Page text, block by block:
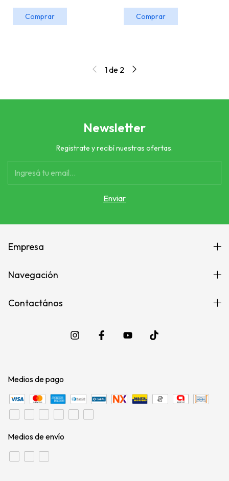
1de 2
Newsletter
Registrate y recibí nuestras ofertas.
Empresa
Navegación
Contactános
Medios de pago
Medios de envío